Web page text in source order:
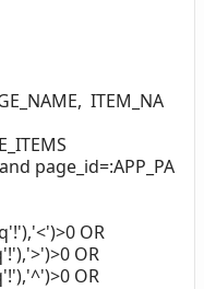
ITEM_NA
page_id=:APP_PA
OR
OR
OR